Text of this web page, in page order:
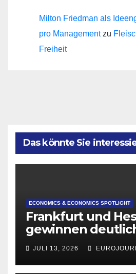
Milton Friedman als
pro Managementzu
Freiheit
Das könnte Sie
ECONOMICS & ECONOMICS SPOTLIGHT
Frankfurt und
gewinnen
Attraktivität für
Gründungen
JULI 13, 2026